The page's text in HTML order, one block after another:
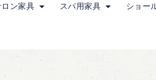
ン家具 スパ用家具 ショー